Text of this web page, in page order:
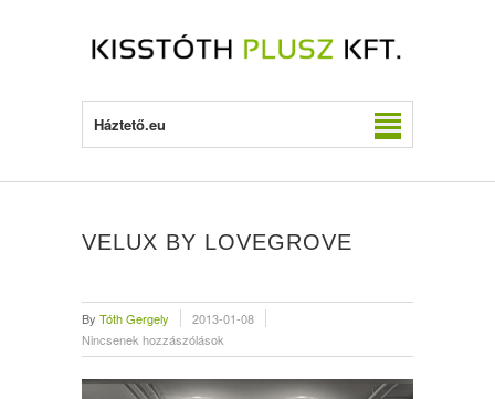
Háztető.eu
VELUX BY LOVEGROVE
By Tóth Gergely
2013-01-08
Nincsenek hozzászólások